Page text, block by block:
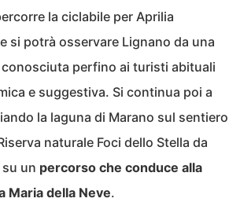
la ciclabile per Aprilia
si potrà osservare Lignano da una
perfino ai turisti abituali
e suggestiva. Si continua poi a
la laguna di Marano sul sentiero
naturale Foci dello Stella da
un percorso che conduce alla
Maria della Neve.